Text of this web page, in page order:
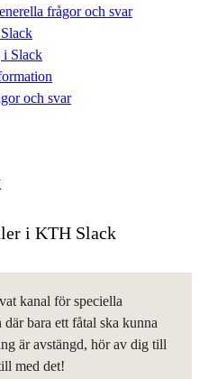
frågor och svar
i Slack
och svar
i KTH Slack
kanal för speciella
bara ett fåtal ska kunna
är avstängd, hör av dig till
med det!